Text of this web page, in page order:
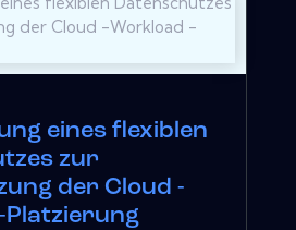
eines flexiblen
zur
der Cloud -